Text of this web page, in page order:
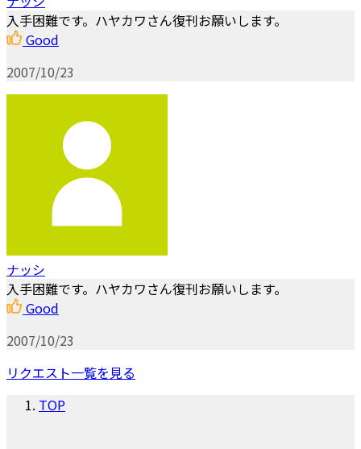
入手困難です。ハヤカワさん復刊お願いします。
Good
2007/10/23
ナッシ
入手困難です。ハヤカワさん復刊お願いします。
Good
2007/10/23
リクエスト一覧を見る
TOP